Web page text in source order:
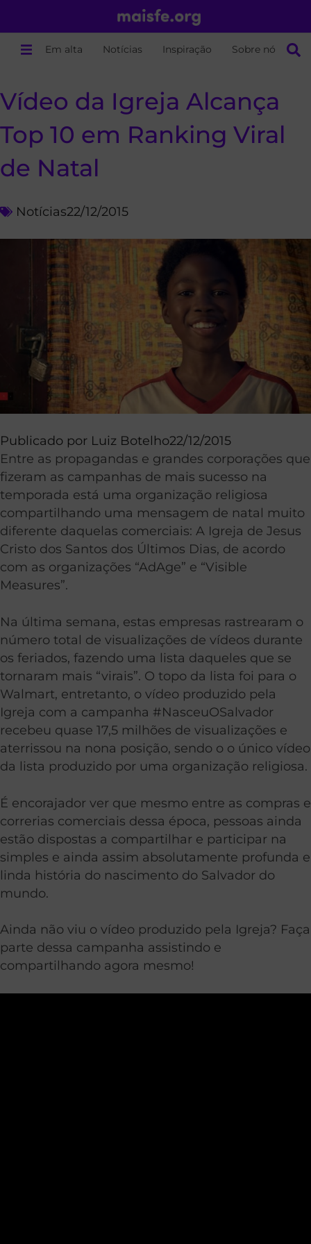
Em alta Notícias Inspiração Sobre nós
Vídeo da Igreja Alcança
Top 10 em Ranking Viral
de Natal
Notícias22/12/2015
Publicado por Luiz Botelho22/12/2015
Entre as propagandas e grandes corporações que
fizeram as campanhas de mais sucesso na
temporada está uma organização religiosa
compartilhando uma mensagem de natal muito
diferente daquelas comerciais: A Igreja de Jesus
Cristo dos Santos dos Últimos Dias, de acordo
com as organizações “AdAge” e “Visible
Measures”.
Na última semana, estas empresas rastrearam o
número total de visualizações de vídeos durante
os feriados, fazendo uma lista daqueles que se
tornaram mais “virais”. O topo da lista foi para o
Walmart, entretanto, o vídeo produzido pela
Igreja com a campanha #NasceuOSalvador
recebeu quase 17,5 milhões de visualizações e
aterrissou na nona posição, sendo o o único vídeo
da lista produzido por uma organização religiosa.
É encorajador ver que mesmo entre as compras e
correrias comerciais dessa época, pessoas ainda
estão dispostas a compartilhar e participar na
simples e ainda assim absolutamente profunda e
linda história do nascimento do Salvador do
mundo.
Ainda não viu o vídeo produzido pela Igreja? Faça
parte dessa campanha assistindo e
compartilhando agora mesmo!